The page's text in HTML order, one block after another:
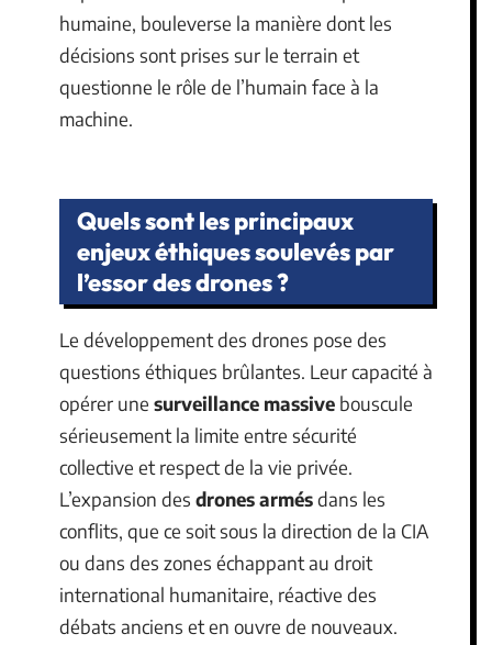
humaine, bouleverse la manière dont les
décisions sont prises sur le terrain et
questionne le rôle de l’humain face à la
machine.
Quels sont les principaux
enjeux éthiques soulevés par
l’essor des drones ?
Le développement des drones pose des
questions éthiques brûlantes. Leur capacité à
opérer une surveillance massive bouscule
sérieusement la limite entre sécurité
collective et respect de la vie privée.
L’expansion des drones armésdans les
conflits, que ce soit sous la direction de la CIA
ou dans des zones échappant au droit
international humanitaire, réactive des
débats anciens et en ouvre de nouveaux.